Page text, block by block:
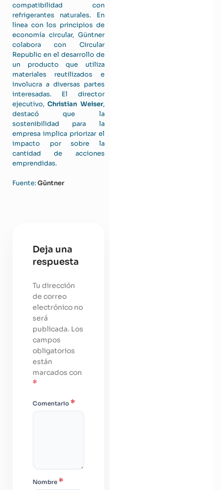
compatibilidad con
refrigerantes naturales. En
línea con los principios de
economía circular, Güntner
colabora con Circular
Republic en el desarrollo de
un producto que utiliza
materiales reutilizados e
involucra a diversas partes
interesadas. El director
ejecutivo,Christian Weiser,
destacó que la
sostenibilidad para la
empresa implica priorizar el
impacto por sobre la
cantidad de acciones
emprendidas.
Fuente:Güntner
Deja una
respuesta
Tu dirección
de correo
electrónico no
será
publicada. Los
campos
obligatorios
están
marcados con
*
Comentario *
Nombre *